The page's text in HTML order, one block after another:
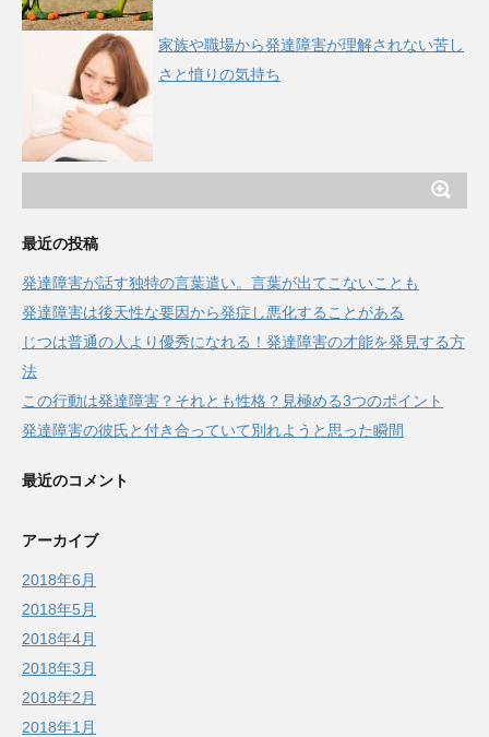
家族や職場から発達障害が理解されない苦し
さと憤りの気持ち
最近の投稿
発達障害が話す独特の言葉遣い。言葉が出てこないことも
発達障害は後天性な要因から発症し悪化することがある
じつは普通の人より優秀になれる！発達障害の才能を発見する方
法
この行動は発達障害？それとも性格？見極める3つのポイント
発達障害の彼氏と付き合っていて別れようと思った瞬間
最近のコメント
アーカイブ
2018年6月
2018年5月
2018年4月
2018年3月
2018年2月
2018年1月